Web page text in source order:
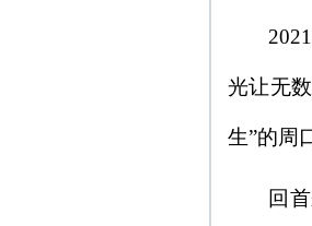
光让无
生”的周
回